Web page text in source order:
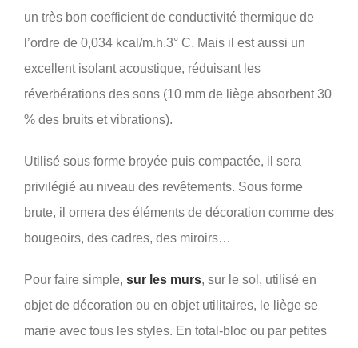
un très bon coefficient de conductivité thermique de
l’ordre de 0,034 kcal/m.h.3° C. Mais il est aussi un
excellent isolant acoustique, réduisant les
réverbérations des sons (10 mm de liège absorbent 30
% des bruits et vibrations).
Utilisé sous forme broyée puis compactée, il sera
privilégié au niveau des revêtements. Sous forme
brute, il ornera des éléments de décoration comme des
bougeoirs, des cadres, des miroirs…
Pour faire simple, sur les murs, sur le sol, utilisé en
objet de décoration ou en objet utilitaires, le liège se
marie avec tous les styles. En total-bloc ou par petites